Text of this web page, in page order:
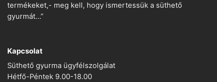
termékeket,- meg kell, hogy ismertessük a süthető
gyurmát…”
Kapcsolat
Süthető gyurma ügyfélszolgálat
Hétfő-Péntek 9.00-18.00